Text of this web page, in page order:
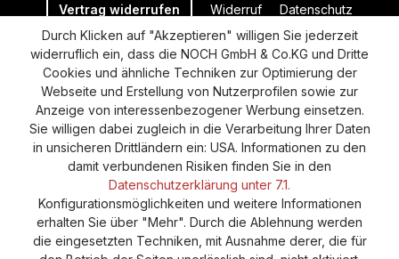
Vertrag widerrufen Widerruf Datenschutz
Versand und Zahlung AGB
Impressum
Cookie-Einstellungen
Barrierefreiheitserklärung
Durch Klicken auf "Akzeptieren" willigen Sie jederzeit
widerruflich ein, dass die NOCH GmbH & Co.KG und Dritte
Cookies und ähnliche Techniken zur Optimierung der
Webseite und Erstellung von Nutzerprofilen sowie zur
Anzeige von interessenbezogener Werbung einsetzen.
Sie willigen dabei zugleich in die Verarbeitung Ihrer Daten
in unsicheren Drittländern ein: USA. Informationen zu den
damit verbundenen Risiken finden Sie in den
Datenschutzerklärung unter 7.1.
Konfigurationsmöglichkeiten und weitere Informationen
erhalten Sie über "Mehr". Durch die Ablehnung werden
die eingesetzten Techniken, mit Ausnahme derer, die für